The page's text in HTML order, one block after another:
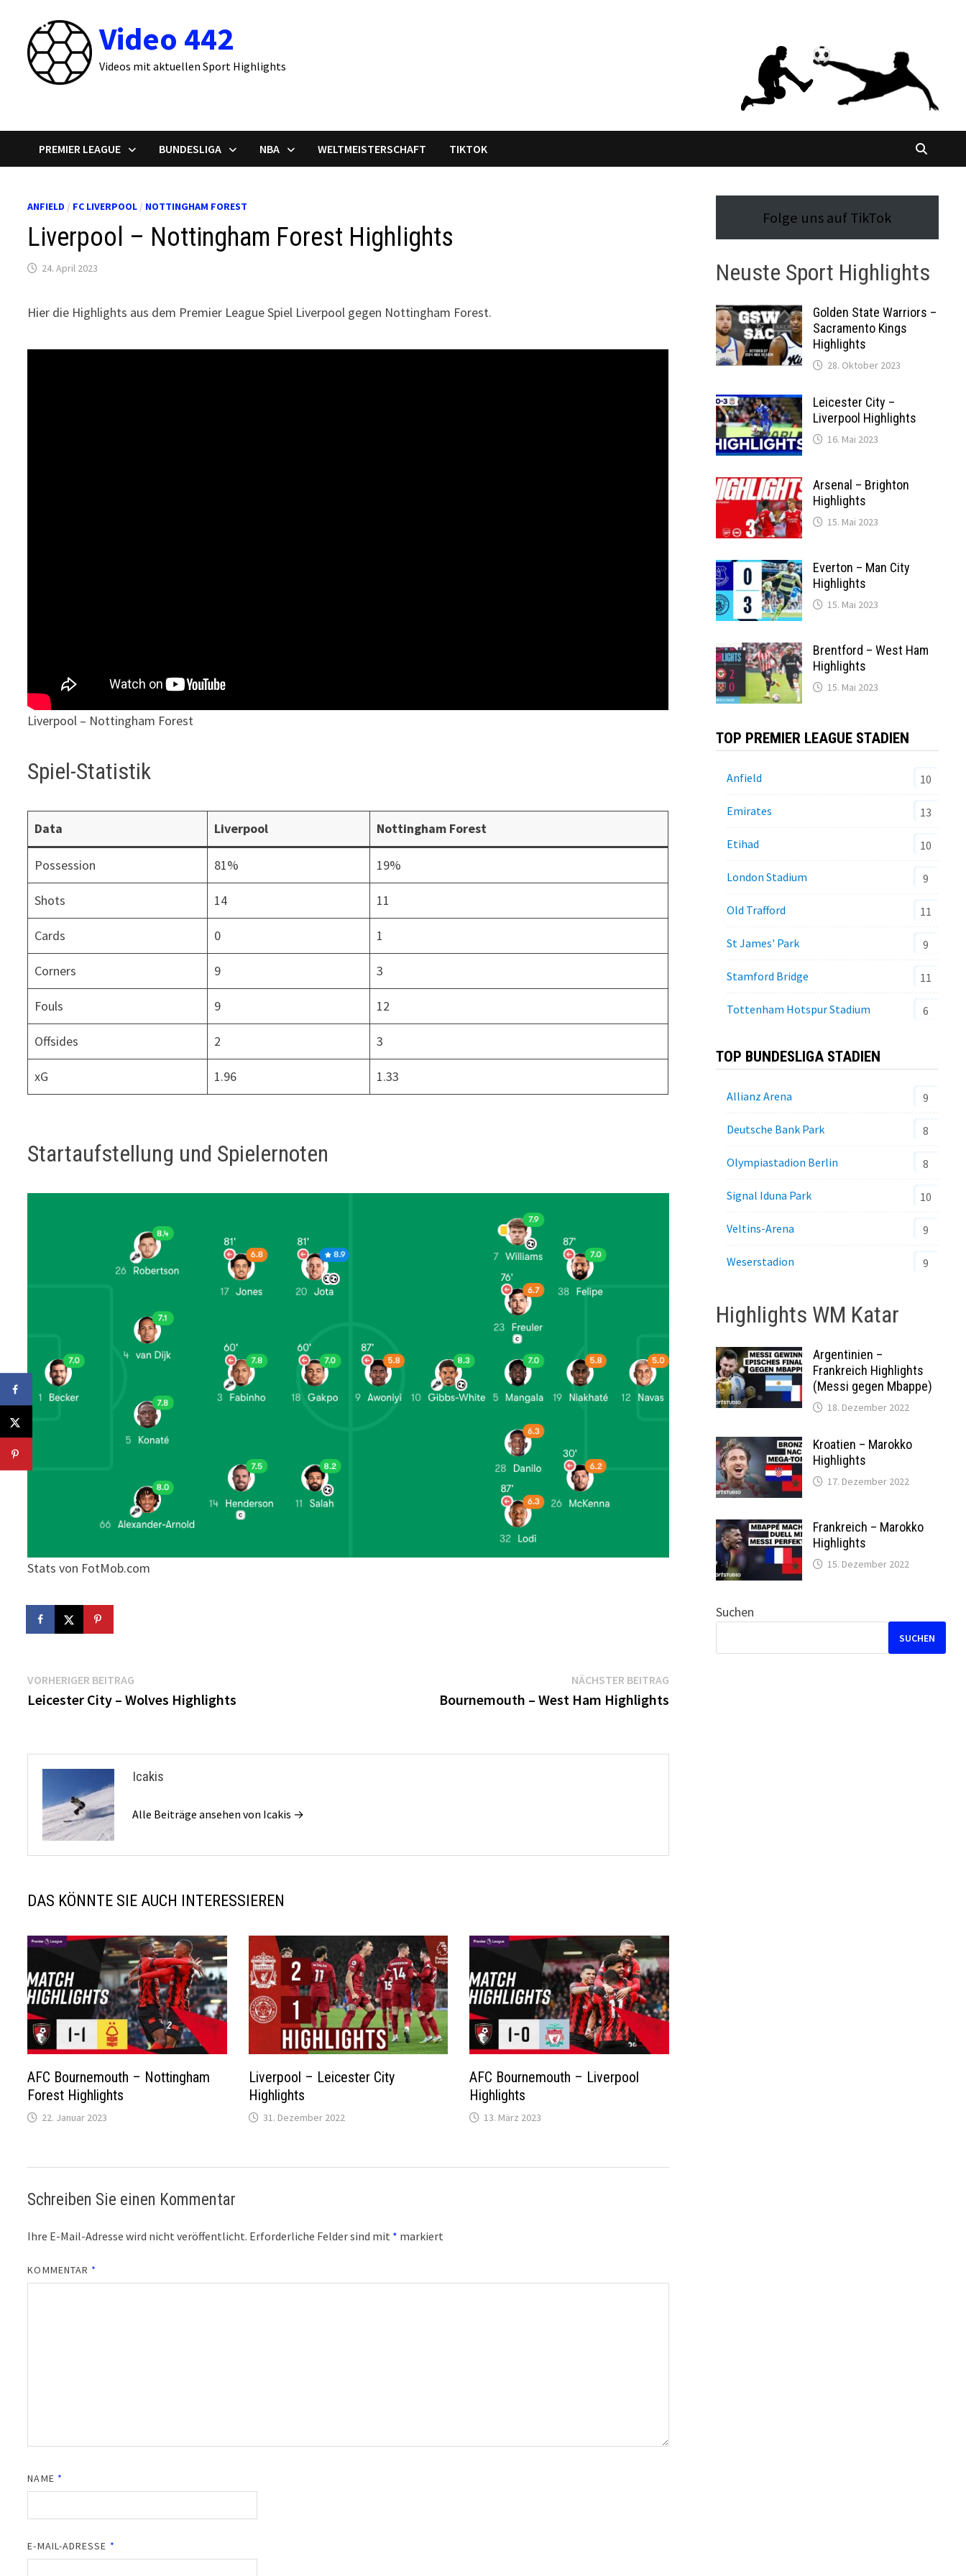
springen
Video 442
Videos mit aktuellen Sport Highlights
PREMIER LEAGUE BUNDESLIGA NBA WELTMEISTERSCHAFT TIKTOK
ANFIELD / FC LIVERPOOL / NOTTINGHAM FOREST
Liverpool – Nottingham Forest Highlights
24. April 2023
Hier die Highlights aus dem Premier League Spiel Liverpool gegen Nottingham Forest.
Liverpool – Nottingham Forest
Spiel-Statistik
Data Liverpool Nottingham Forest
Possession 81% 19%
Shots 14 11
Cards 0 1
Corners 9 3
Fouls 9 12
Offsides 2 3
xG 1.96 1.33
Startaufstellung und Spielernoten
Stats von FotMob.com
Beitragsnavigation
VORHERIGER BEITRAG
Beitrag:
Leicester City – Wolves Highlights
NÄCHSTER BEITRAGNächster
Beitrag:
Bournemouth – West Ham Highlights
Icakis
Alle Beiträge ansehen von Icakis →
DAS KÖNNTE SIE AUCH INTERESSIEREN
AFC Bournemouth – Nottingham
Forest Highlights
22. Januar 2023
Liverpool – Leicester City
Highlights
31. Dezember 2022
AFC Bournemouth – Liverpool
Highlights
13. März 2023
Schreiben Sie einen Kommentar
Ihre E-Mail-Adresse wird nicht veröffentlicht. Erforderliche Felder sind mit * markiert
KOMMENTAR *
NAME *
E-MAIL-ADRESSE *
Folge uns auf TikTok
Neuste Sport Highlights
Golden State Warriors –
Sacramento Kings
Highlights
28. Oktober 2023
Leicester City –
Liverpool Highlights
16. Mai 2023
Arsenal – Brighton
Highlights
15. Mai 2023
Everton – Man City
Highlights
15. Mai 2023
Brentford – West Ham
Highlights
15. Mai 2023
TOP PREMIER LEAGUE STADIEN
Anfield 10
Emirates 13
Etihad 10
London Stadium 9
Old Trafford 11
St James' Park 9
Stamford Bridge 11
Tottenham Hotspur Stadium 6
TOP BUNDESLIGA STADIEN
Allianz Arena 9
Deutsche Bank Park 8
Olympiastadion Berlin 8
Signal Iduna Park 10
Veltins-Arena 9
Weserstadion 9
Highlights WM Katar
Argentinien –
Frankreich Highlights
(Messi gegen Mbappe)
18. Dezember 2022
Kroatien – Marokko
Highlights
17. Dezember 2022
Frankreich – Marokko
Highlights
15. Dezember 2022
Suchen
SUCHEN